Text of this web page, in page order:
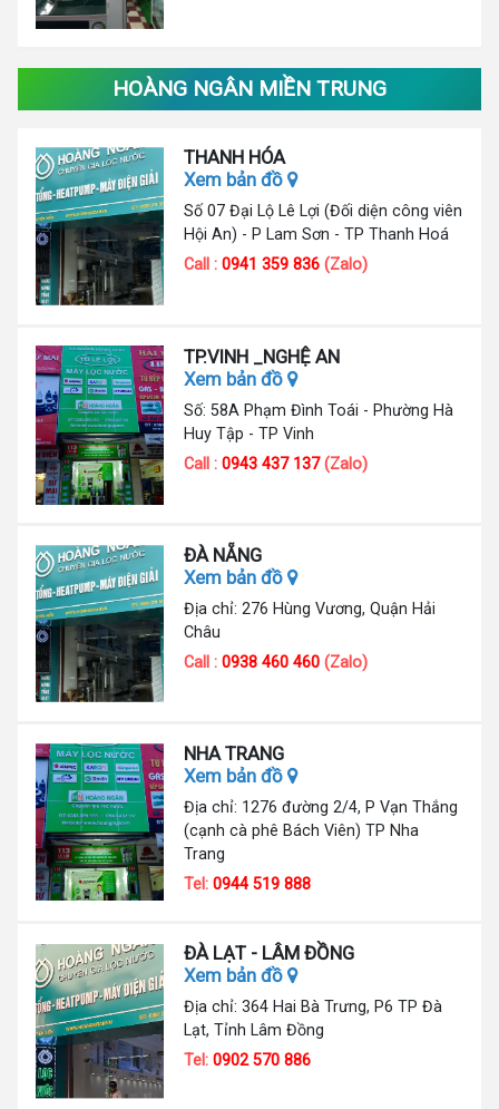
HOÀNG NGÂN MIỀN TRUNG
THANH HÓA
Xem bản đồ
Số 07 Đại Lộ Lê Lợi (Đối diện công viên
Hội An) - P Lam Sơn - TP Thanh Hoá
Call :0941 359 836 (Zalo)
TP.VINH _NGHỆ AN
Xem bản đồ
Số: 58A Phạm Đình Toái - Phường Hà
Huy Tập - TP Vinh
Call :0943 437 137(Zalo)
ĐÀ NẴNG
Xem bản đồ
Địa chỉ: 276 Hùng Vương, Quận Hải
Châu
Call :0938 460 460 (Zalo)
NHA TRANG
Xem bản đồ
Địa chỉ: 1276 đường 2/4, P Vạn Thắng
(cạnh cà phê Bách Viên) TP Nha
Trang
Tel:0944 519 888
ĐÀ LẠT - LÂM ĐỒNG
Xem bản đồ
Địa chỉ: 364 Hai Bà Trưng, P6 TP Đà
Lạt, Tỉnh Lâm Đồng
Tel:0902 570 886